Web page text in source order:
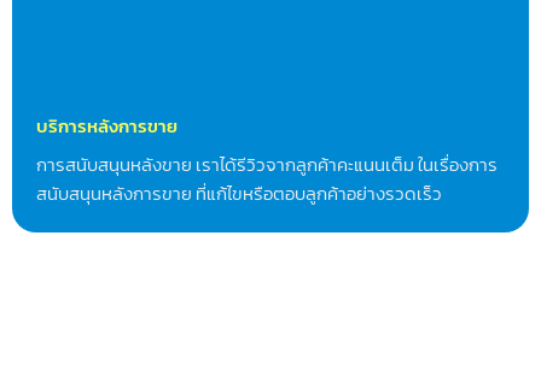
บริการหลังการขาย
การสนับสนุนหลังขาย เราได้รีวิวจากลูกค้าคะแนนเต็ม ในเรื่องการ
สนับสนุนหลังการขาย ที่แก้ไขหรือตอบลูกค้าอย่างรวดเร็ว